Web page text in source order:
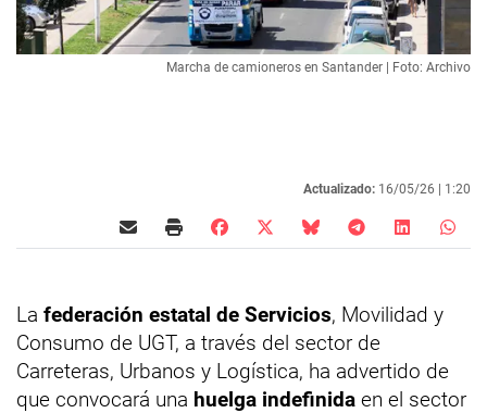
Marcha de camioneros en Santander | Foto: Archivo
Actualizado: 16/05/26 | 1:20
La federación estatal de Servicios, Movilidad y
Consumo de UGT, a través del sector de
Carreteras, Urbanos y Logística, ha advertido de
que convocará una huelga indefinida en el sector